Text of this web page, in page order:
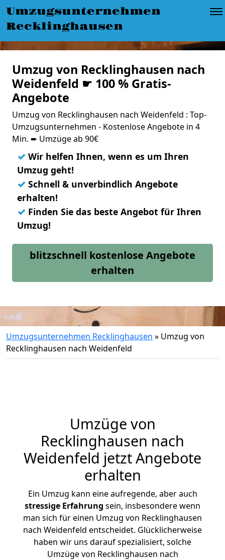
Umzugsunternehmen
Recklinghausen
Umzug von Recklinghausen nach
Weidenfeld ☛ 100 % Gratis-
Angebote
Umzug von Recklinghausen nach Weidenfeld : Top-
Umzugsunternehmen - Kostenlose Angebote in 4
Min. ➨ Umzüge ab 90€
✓ Wir helfen Ihnen, wenn es um Ihren
Umzug geht!
✓ Schnell & unverbindlich Angebote
erhalten!
✓ Finden Sie das beste Angebot für Ihren
Umzug!
blitzschnell kostenlose Angebote
erhalten
Umzugsunternehmen Recklinghausen » Umzug von
Recklinghausen nach Weidenfeld
Umzüge von
Recklinghausen nach
Weidenfeld jetzt Angebote
erhalten
Ein Umzug kann eine aufregende, aber auch
stressige Erfahrung sein, insbesondere wenn
man sich für einen Umzug von Recklinghausen
nach Weidenfeld entscheidet. Glücklicherweise
haben wir uns darauf spezialisiert, solche
Umzüge von Recklinghausen nach